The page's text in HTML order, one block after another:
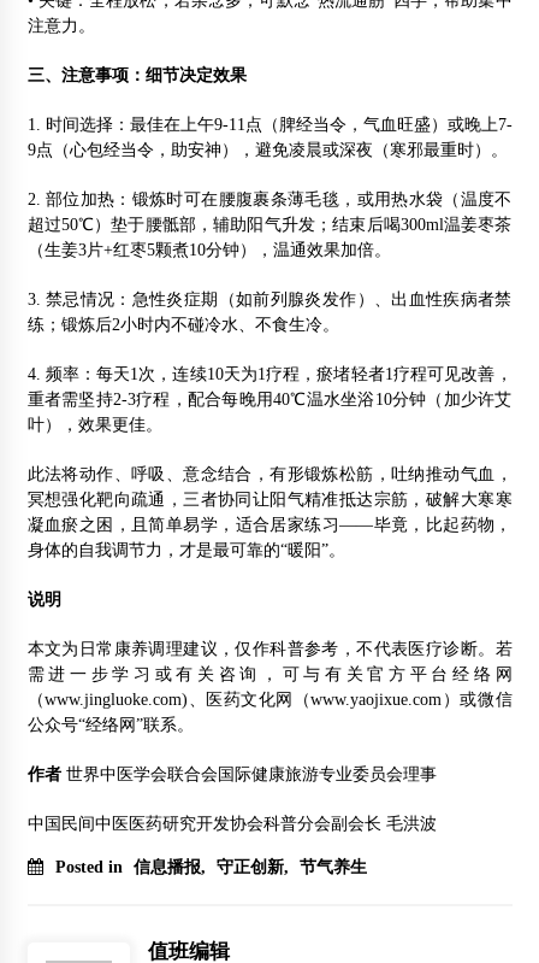
注意力。
三、注意事项：细节决定效果
1. 时间选择：最佳在上午9-11点（脾经当令，气血旺盛）或晚上7-
9点（心包经当令，助安神），避免凌晨或深夜（寒邪最重时）。
2. 部位加热：锻炼时可在腰腹裹条薄毛毯，或用热水袋（温度不
超过50℃）垫于腰骶部，辅助阳气升发；结束后喝300ml温姜枣茶
（生姜3片+红枣5颗煮10分钟），温通效果加倍。
3. 禁忌情况：急性炎症期（如前列腺炎发作）、出血性疾病者禁
练；锻炼后2小时内不碰冷水、不食生冷。
4. 频率：每天1次，连续10天为1疗程，瘀堵轻者1疗程可见改善，
重者需坚持2-3疗程，配合每晚用40℃温水坐浴10分钟（加少许艾
叶），效果更佳。
此法将动作、呼吸、意念结合，有形锻炼松筋，吐纳推动气血，
冥想强化靶向疏通，三者协同让阳气精准抵达宗筋，破解大寒寒
凝血瘀之困，且简单易学，适合居家练习——毕竟，比起药物，
身体的自我调节力，才是最可靠的“暖阳”。
说明
本文为日常康养调理建议，仅作科普参考，不代表医疗诊断。若
需进一步学习或有关咨询，可与有关官方平台经络网
（www.jingluoke.com)、医药文化网（www.yaojixue.com）或微信
公众号“经络网”联系。
作者世界中医学会联合会国际健康旅游专业委员会理事
中国民间中医医药研究开发协会科普分会副会长 毛洪波
Posted in 信息播报, 守正创新, 节气养生
值班编辑